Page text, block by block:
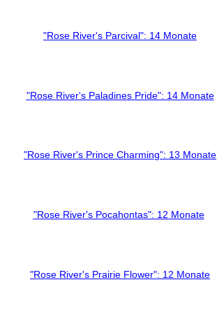
"Rose River's Parcival": 14 Monate
"Rose River's Paladines Pride": 14 Monate
"Rose River's Prince Charming": 13 Monate
"Rose River's Pocahontas": 12 Monate
"Rose River's Prairie Flower": 12 Monate